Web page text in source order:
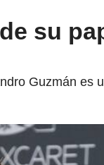
su
Guzmán es